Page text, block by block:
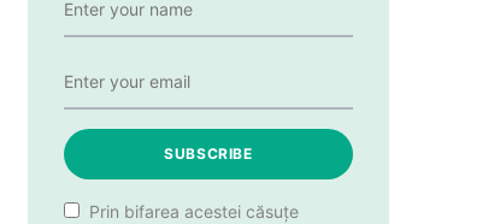
SUBSCRIBE
Prin bifarea acestei căsuțe